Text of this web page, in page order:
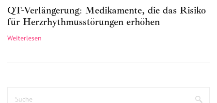
QT-Verlängerung: Medikamente, die das Risiko
für Herzrhythmusstörungen erhöhen
Weiterlesen